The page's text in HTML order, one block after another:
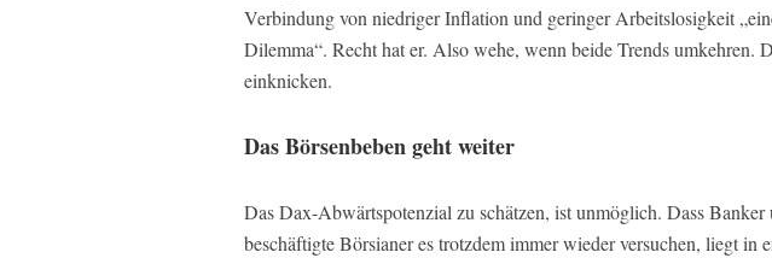
Verbindung von niedriger Inflation und geringer Arbeitslosigkeit
Dilemma“. Recht hat er. Also wehe, wenn beide Trends umkehren.
einknicken.
Das Börsenbeben geht weiter
Das Dax-Abwärtspotenzial zu schätzen, ist unmöglich. Dass
beschäftigte Börsianer es trotzdem immer wieder versuchen, liegt in